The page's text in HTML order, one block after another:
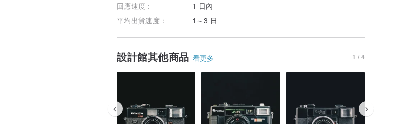
回應速度：
1 日內
平均出貨速度：
1～3 日
設計館其他商品 看更多 1 / 4